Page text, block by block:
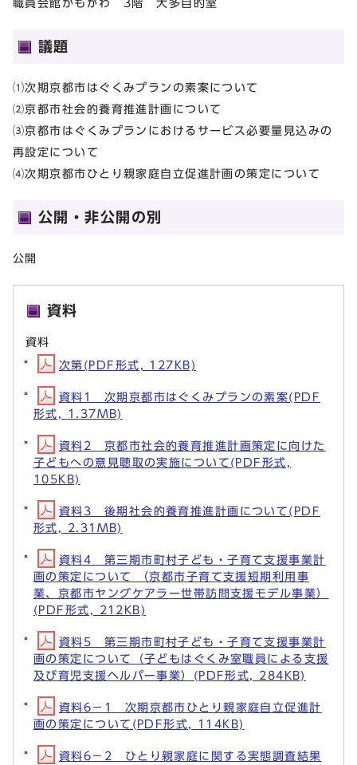
職員会館かもがわ 3階 大多目的室
議題
⑴次期京都市はぐくみプランの素案について
⑵京都市社会的養育推進計画について
⑶京都市はぐくみプランにおけるサービス必要量見込みの
再設定について
⑷次期京都市ひとり親家庭自立促進計画の策定について
公開・非公開の別
公開
資料
資料
次第(PDF形式, 127KB)
資料1 次期京都市はぐくみプランの素案(PDF
形式, 1.37MB)
資料2 京都市社会的養育推進計画策定に向けた
子どもへの意見聴取の実施について(PDF形式,
105KB)
資料3 後期社会的養育推進計画について(PDF
形式, 2.31MB)
資料4 第三期市町村子ども・子育て支援事業計
画の策定について （京都市子育て支援短期利用事
業、京都市ヤングケアラー世帯訪問支援モデル事業）
(PDF形式, 212KB)
資料5 第三期市町村子ども・子育て支援事業計
画の策定について（子どもはぐくみ室職員による支援
及び育児支援ヘルパー事業）(PDF形式, 284KB)
資料6－1 次期京都市ひとり親家庭自立促進計
画の策定について(PDF形式, 114KB)
資料6－2 ひとり親家庭に関する実態調査結果